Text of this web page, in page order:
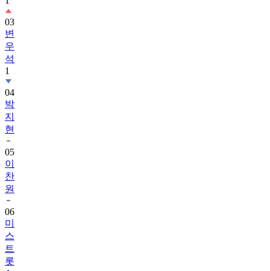
03
변
우
석
1
04
박
지
현
05
이
찬
원
06
미
스
트
롯